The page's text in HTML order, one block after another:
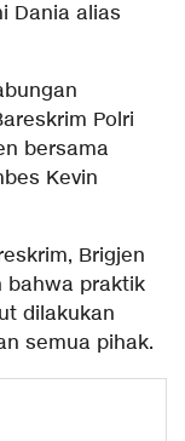
Dania alias
Polri
bersama
Kevin
Brigjen
bahwa praktik
dilakukan
semua pihak.